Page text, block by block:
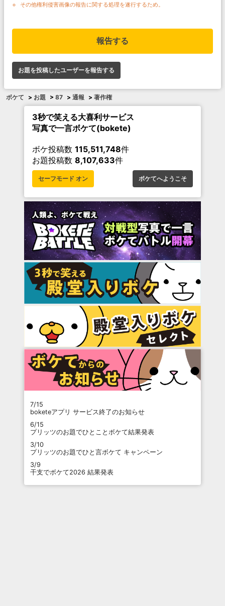
その他権利侵害画像の報告に関する処理を遂行するため。
報告する
お題を投稿したユーザーを報告する
ボケて > お題 > 87 > 通報 > 著作権
3秒で笑える大喜利サービス
写真で一言ボケて(bokete)
ボケ投稿数 115,511,748件
お題投稿数 8,107,633件
セーフモード オン ボケてへようこそ
7/15
boketeアプリ サービス終了のお知らせ
6/15
プリッツのお題でひとことボケて結果発表
3/10
プリッツのお題でひと言ボケて キャンペーン
3/9
干支でボケて2026 結果発表